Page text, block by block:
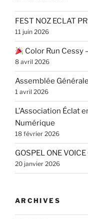
FEST NOZ ECLAT
11 juin 2026
Color Run Cessy
8 avril 2026
Assemblée
1 avril 2026
L’Association Éclat
Numérique
18 février 2026
GOSPEL ONE
20 janvier 2026
ARCHIVES